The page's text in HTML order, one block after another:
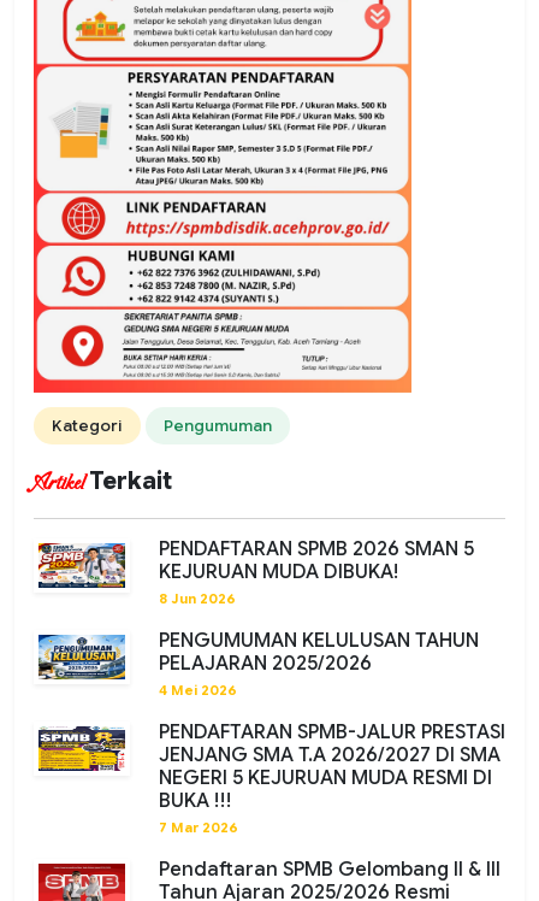
Kategori Pengumuman
ArtikelTerkait
PENDAFTARAN SPMB 2026 SMAN 5
KEJURUAN MUDA DIBUKA!
8 Jun 2026
PENGUMUMAN KELULUSAN TAHUN
PELAJARAN 2025/2026
4 Mei 2026
PENDAFTARAN SPMB-JALUR PRESTASI
JENJANG SMA T.A 2026/2027 DI SMA
NEGERI 5 KEJURUAN MUDA RESMI DI
BUKA !!!
7 Mar 2026
Pendaftaran SPMB Gelombang II & III
Tahun Ajaran 2025/2026 Resmi